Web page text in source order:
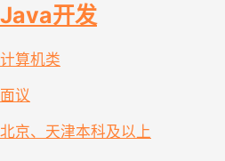
Java开发
计算机类
面议
北京、天津本科及以上